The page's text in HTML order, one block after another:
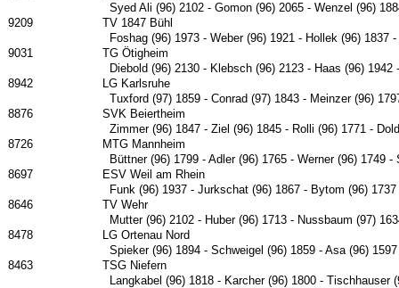
Syed Ali (96) 2102 - Gomon (96) 2065 - Wenzel (96)
9209
TV 1847 Bühl
Foshag (96) 1973 - Weber (96) 1921 - Hollek (96) 1837
9031
TG Ötigheim
Diebold (96) 2130 - Klebsch (96) 2123 - Haas (96)
8942
LG Karlsruhe
Tuxford (97) 1859 - Conrad (97) 1843 - Meinzer (96)
8876
SVK Beiertheim
Zimmer (96) 1847 - Ziel (96) 1845 - Rolli (96) 1771 -
8726
MTG Mannheim
Büttner (96) 1799 - Adler (96) 1765 - Werner (96) 1749
8697
ESV Weil am Rhein
Funk (96) 1937 - Jurkschat (96) 1867 - Bytom (96)
8646
TV Wehr
Mutter (96) 2102 - Huber (96) 1713 - Nussbaum (97)
8478
LG Ortenau Nord
Spieker (96) 1894 - Schweigel (96) 1859 - Asa (96)
8463
TSG Niefern
Langkabel (96) 1818 - Karcher (96) 1800 -